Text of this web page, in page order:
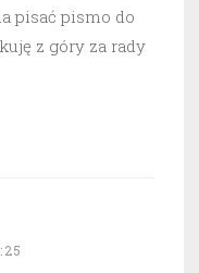
pisać pismo do
z góry za rady